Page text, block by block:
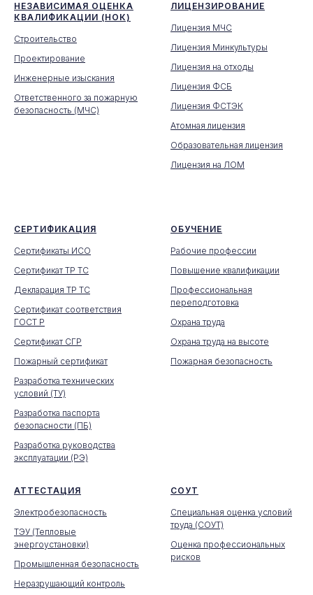
НЕЗАВИСИМАЯ ОЦЕНКА
КВАЛИФИКАЦИИ (НОК)
Строительство
Проектирование
Инженерные изыскания
Ответственного за пожарную
безопасность (МЧС)
ЛИЦЕНЗИРОВАНИЕ
Лицензия МЧС
Лицензия Минкультуры
Лицензия на отходы
Лицензия ФСБ
Лицензия ФСТЭК
Атомная лицензия
Образовательная лицензия
Лицензия на ЛОМ
СЕРТИФИКАЦИЯ
Сертификаты ИСО
Сертификат ТР ТС
Декларация ТР ТС
Сертификат соответствия
ГОСТ Р
Сертификат СГР
Пожарный сертификат
Разработка технических
условий (ТУ)
Разработка паспорта
безопасности (ПБ)
Разработка руководства
эксплуатации (РЭ)
ОБУЧЕНИЕ
Рабочие профессии
Повышение квалификации
Профессиональная
переподготовка
Охрана труда
Охрана труда на высоте
Пожарная безопасность
АТТЕСТАЦИЯ
Электробезопасность
ТЭУ (Тепловые
энергоустановки)
Промышленная безопасность
Неразрушающий контроль
СОУТ
Специальная оценка условий
труда (СОУТ)
Оценка профессиональных
рисков